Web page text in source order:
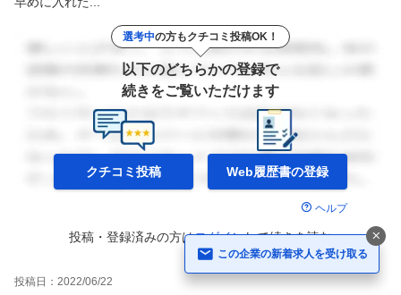
選考中の方もクチコミ投稿OK！
以下のどちらかの登録で
続きをご覧いただけます
クチコミ投稿 Web履歴書の登録
ヘルプ
投稿・登録済みの方はログインして続きを読む
投稿日： 2022/06/22
この企業の新着求人を受け取る